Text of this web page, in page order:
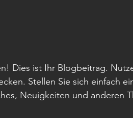
Dies ist Ihr Blogbeitrag.
Stellen Sie sich einfach
Neuigkeiten und anderen